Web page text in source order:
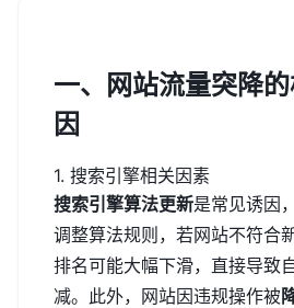
一、网站流量突降
因
1. 搜索引擎相关因素
搜索引擎算法更新是常见诱因
调整算法规则，若网站不符合
排名可能大幅下滑，直接导致
减。此外，网站因违规操作被